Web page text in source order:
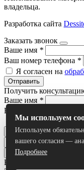
владельца.
Разработка сайта
Заказать звонок
Ваше имя *
Ваш номер телефона *
Я согласен на
Отправить
Получить
Ваше имя *
Ваш номер телефона
Я согласен на
Отправить
Все результаты
Мы используем
Используем
вашего согласия —
Подробнее